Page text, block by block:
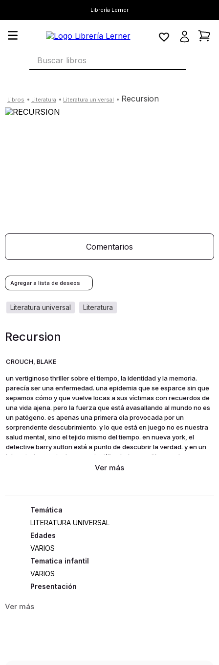
Librería Lerner
Buscar libros
literatura literatura universal recursion
Comentarios
literatura
literatura universal
Recursion
CROUCH, BLAKE
un vertiginoso thriller sobre el tiempo, la identidad y la memoria.
parecía ser una enfermedad. una epidemia que se esparce sin que
sepamos cómo y que vuelve locas a sus víctimas con recuerdos de
una vida ajena. pero la fuerza que está avasallando al mundo no es
un patógeno. es apenas una primera ola provocada por un
sorprendente descubrimiento. y lo que está en juego no es nuestra
salud mental, sino el tejido mismo del tiempo. en nueva york, el
detective barry sutton está a punto de descubrir la verdad. y en un
laboratorio remoto, la neurocientífica helena smith no se ha
percatado de que ella tiene la clave del misterio, y las herramientas
atrapados en un caótico bucle sin control.
LITERATURA UNIVERSAL
Edades
VARIOS
Tematica infantil
VARIOS
Presentación